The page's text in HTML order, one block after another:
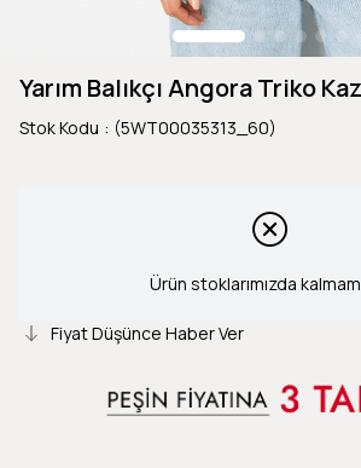
Yarım Balıkçı Angora Triko
Stok Kodu (5WT00035313_60)
Ürün stoklarımızda
Fiyat Düşünce Haber Ver